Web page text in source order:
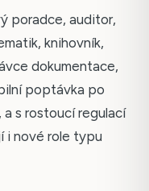
poradce, auditor,
knihovník,
dokumentace,
poptávka po
s rostoucí regulací
i nové role typu